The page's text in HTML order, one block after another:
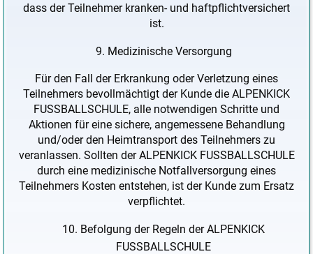
dass der Teilnehmer kranken- und haftpflichtversichert
ist.
Medizinische Versorgung
Für den Fall der Erkrankung oder Verletzung eines
Teilnehmers bevollmächtigt der Kunde die ALPENKICK
FUSSBALLSCHULE, alle notwendigen Schritte und
Aktionen für eine sichere, angemessene Behandlung
und/oder den Heimtransport des Teilnehmers zu
veranlassen. Sollten der ALPENKICK FUSSBALLSCHULE
durch eine medizinische Notfallversorgung eines
Teilnehmers Kosten entstehen, ist der Kunde zum Ersatz
verpflichtet.
Befolgung der Regeln der ALPENKICK
FUSSBALLSCHULE